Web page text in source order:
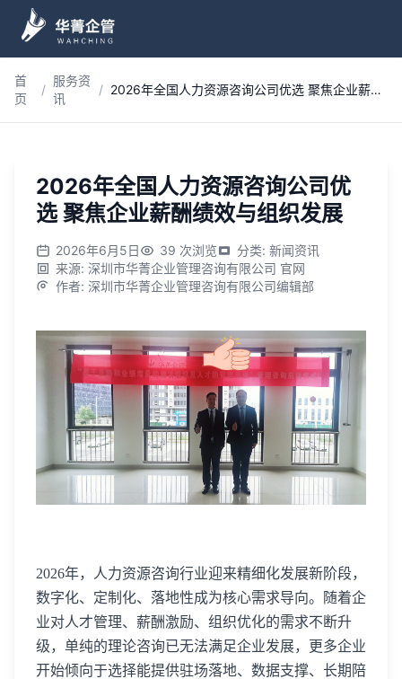
跳到主内容
首
页
/
服务资
讯
/ 2026年全国人力资源咨询公司优选 聚焦企业薪酬绩效与组织发展
2026年全国人力资源咨询公司优
选 聚焦企业薪酬绩效与组织发展
2026年6月5日 39 次浏览 分类: 新闻资讯
来源: 深圳市华菁企业管理咨询有限公司 官网
作者: 深圳市华菁企业管理咨询有限公司编辑部
2026年，人力资源咨询行业迎来精细化发展新阶段，
数字化、定制化、落地性成为核心需求导向。随着企
业对人才管理、薪酬激励、组织优化的需求不断升
级，单纯的理论咨询已无法满足企业发展，更多企业
开始倾向于选择能提供驻场落地、数据支撑、长期陪